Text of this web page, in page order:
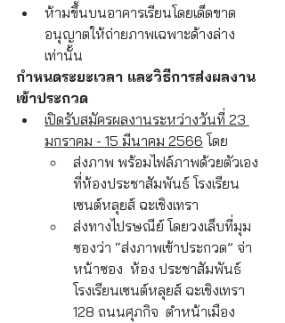
ห้ามขึ้นบนอาคารเรียนโดยเด็ดขาด
อนุญาตให้ถ่ายภาพเฉพาะด้างล่าง
เท่านั้น
กําหนดระยะเวลา และวิธีการส่งผลงาน
เข้าประกวด
เปิดรับสมัครผลงานระหว่างวันที่ 23
มกราคม - 15 มีนาคม 2566 โดย
ส่งภาพ พร้อมไฟล์ภาพด้วยตัวเอง
ที่ห้องประชาสัมพันธ์ โรงเรียน
เซนต์หลุยส์ ฉะเชิงเทรา
ส่งทางไปรษณีย์ โดยวงเล็บที่มุม
ซองว่า “ส่งภาพเข้าประกวด” จ่า
หน้าซอง  ห้อง ประชาสัมพันธ์
โรงเรียนเซนต์หลุยส์ ฉะเชิงเทรา
128 ถนนศุภกิจ  ตําหน้าเมือง